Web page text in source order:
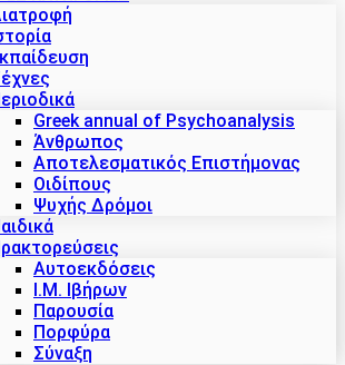
Greek annual of Psychoanalysis
Άνθρωπος
Αποτελεσματικός Επιστήμονας
Οιδίπους
Ψυχής Δρόμοι
Αυτοεκδόσεις
Ι.Μ. Ιβήρων
Παρουσία
Πορφύρα
Σύναξη